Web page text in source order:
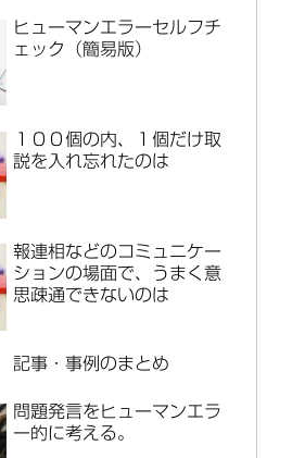
ヒューマンエラーセルフチ
ェック（簡易版）
１００個の内、１個だけ取
説を入れ忘れたのは
報連相などのコミュニケー
ションの場面で、うまく意
思疎通できないのは
記事・事例のまとめ
問題発言をヒューマンエラ
ー的に考える。